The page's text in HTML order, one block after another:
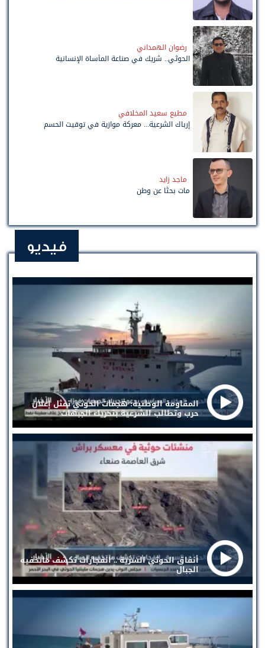
رضوان الهمداني
الحوثي.. شريك في صناعة المأساة الإنسانية
مطيع سعيد المخلافي
إرباك الشرعية... معركة موازية في توقيت الحسم
ماجد زايد
مات بحثًا عن وطن
فيديو
المقاومة الوطنية: هجمات الحوثي تمثل إعلان
حرب وتطالب الشرعية بتحريك الجبهات
أنفاق الحوثي السرية .. انفجارات تكشف ماتخفيه
الجبال